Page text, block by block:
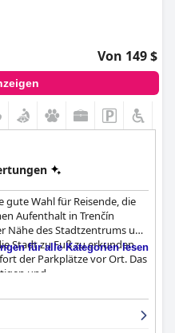
Von 149 $
gute Wahl für Reisende, die
Aufenthalt in Trenčín
Nähe des Stadtzentrums und
Stadt zu Fuß zu erkunden,
der Parkplätze vor Ort. Das
und
auf Bestellung frisch
des Aufenthalts. Die
bestechen durch bequeme
für alle Kategorien lesen